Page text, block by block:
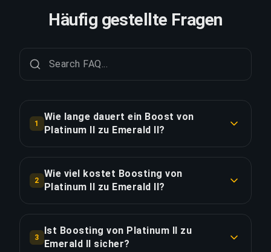
Häufig gestellte Fragen
1
Wie lange dauert ein Boost von
Platinum II zu Emerald II?
der Regel 5-7 Tage. Mit Priority Order erfolgt die
Lieferung ca. 25% schneller.
2
Wie viel kostet Boosting von
Platinum II zu Emerald II?
bei €93.61 für die Standardoption. Priority Order
kostet €112.34 und das Full Package mit
3
Ist Boosting von Platinum II zu
Emerald II sicher?